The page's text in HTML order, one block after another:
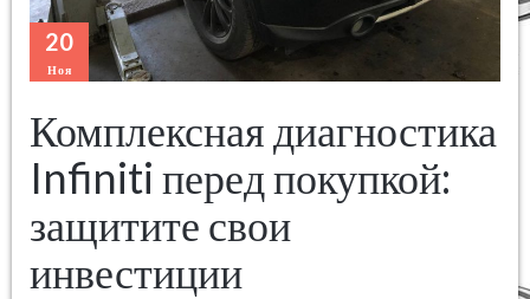
20
Ноя
Комплексная диагностика
Infiniti перед покупкой:
защитите свои
инвестиции